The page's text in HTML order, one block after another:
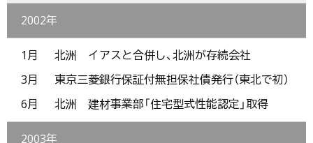
2002年
1月
北洲 イアスと合併し、北洲が存続会社
3月
東京三菱銀行保証付無担保社債発行（東北で初）
6月
北洲 建材事業部「住宅型式性能認定」取得
2003年